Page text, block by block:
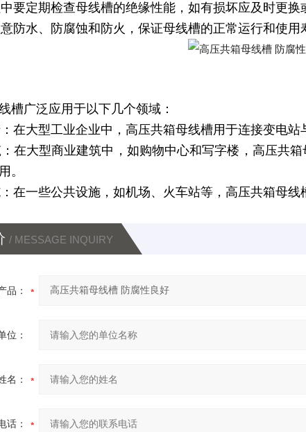
要定期检查母线槽的绝缘性能，如有损坏应及时更换
防水、防腐蚀和防火，保证母线槽的正常运行和使用
槽广泛应用于以下几个领域：
在大型工业企业中，高压共箱母线槽用于连接变电站
在大型商业建筑中，如购物中心和写字楼，高压共
。
在一些公共设施，如机场、火车站等，高压共箱母线
/ MESSAGE INQUIRY
品：
位：
名：
话：